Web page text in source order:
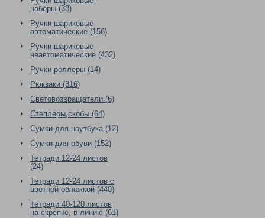
наборы (38)
Ручки шариковые
автоматические (156)
Ручки шариковые
неавтоматические (432)
Ручки-роллеры (14)
Рюкзаки (316)
Световозвращатели (6)
Степлеры,скобы (64)
Сумки для ноутбука (12)
Сумки для обуви (152)
Тетради 12-24 листов
(24)
Тетради 12-24 листов с
цветной обложкой (440)
Тетради 40-120 листов
на скрепке, в линию (61)